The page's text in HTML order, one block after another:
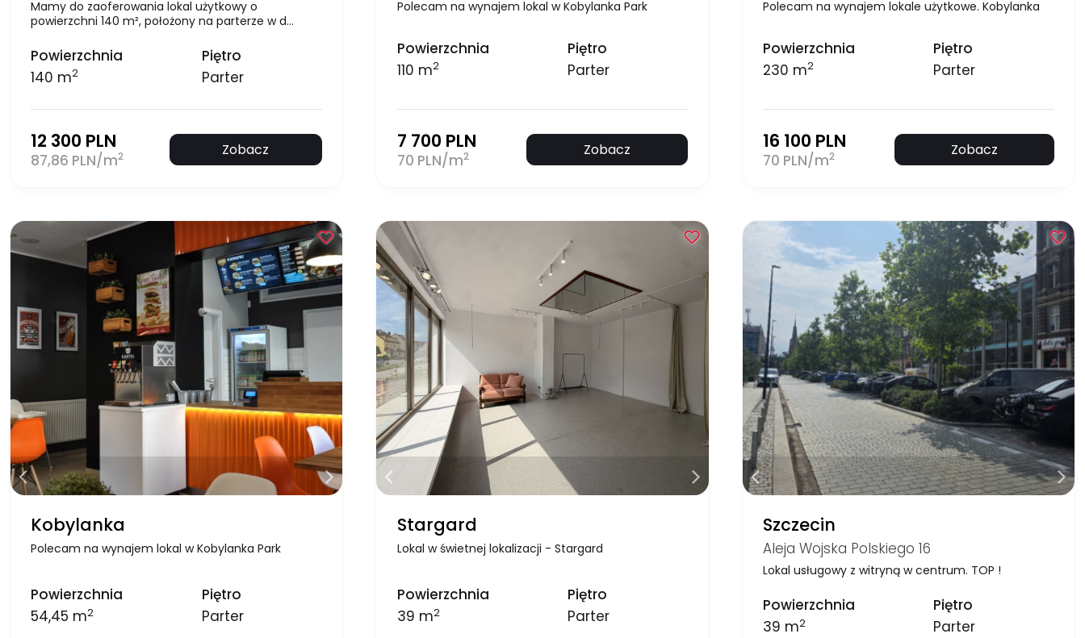
Mamy do zaoferowania lokal użytkowy o
powierzchni 140 m², położony na parterze w d…
Powierzchnia
140 m2
Piętro
Parter
12 300 PLN
87,86 PLN/m2 Zobacz
Polecam na wynajem lokal w Kobylanka Park
Powierzchnia
110 m2
Piętro
Parter
7 700 PLN
70 PLN/m2 Zobacz
Polecam na wynajem lokale użytkowe. Kobylanka
Powierzchnia
230 m2
Piętro
Parter
16 100 PLN
70 PLN/m2 Zobacz
Kobylanka
Polecam na wynajem lokal w Kobylanka Park
Powierzchnia
54,45 m2
Piętro
Parter
Stargard
Lokal w świetnej lokalizacji - Stargard
Powierzchnia
39 m2
Piętro
Parter
Szczecin
Aleja Wojska Polskiego 16
Lokal usługowy z witryną w centrum. TOP !
Powierzchnia
39 m2
Piętro
Parter